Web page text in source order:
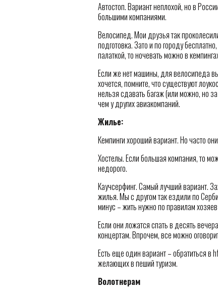
Автостоп. Вариант неплохой, но в
большими компаниями.
Велосипед. Мои друзья так
подготовка. Зато и по городу
палаткой, то ночевать можно в
Если же нет машины, для велосипеда
хочется, помните, что существуют
нельзя сдавать багаж (или можно, но
чем у других авиакомпаний.
Жилье:
Кемпинги хороший вариант. Но часто
Хостелы. Если большая компания, то
недорого.
Каучсерфинг. Самый лучший вариант.
жилья. Мы с другом так ездили по
минус – жить нужно по правилам
Если они ложатся спать в десять
концертам. Впрочем, все можно
Есть еще один вариант – обратиться в
желающих в пеший туризм.
Волотнерам